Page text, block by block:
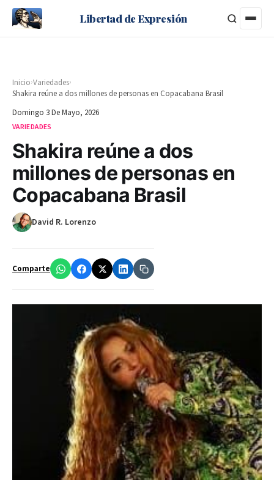
Libertad de Expresión
Inicio›Variedades›
Shakira reúne a dos millones de personas en Copacabana Brasil
Domingo 3 De Mayo, 2026
VARIEDADES
Shakira reúne a dos
millones de personas en
Copacabana Brasil
David R. Lorenzo
Comparte